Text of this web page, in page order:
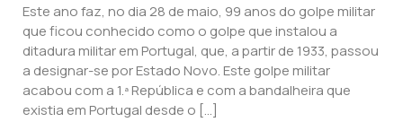
Este ano faz, no dia 28 de maio, 99 anos do golpe militar
que ficou conhecido como o golpe que instalou a
ditadura militar em Portugal, que, a partir de 1933, passou
a designar-se por Estado Novo. Este golpe militar
acabou com a 1.ª República e com a bandalheira que
existia em Portugal desde o […]